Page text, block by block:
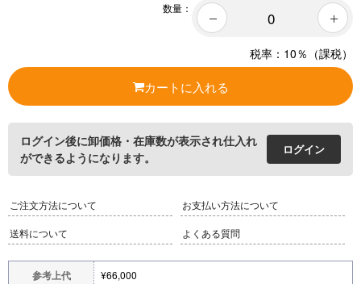
数量：
税率：10％（課税）
カートに入れる
ログイン後に卸価格・在庫数が表示され仕入れ
ができるようになります。
ログイン
ご注文方法について お支払い方法について
送料について よくある質問
参考上代 ¥66,000